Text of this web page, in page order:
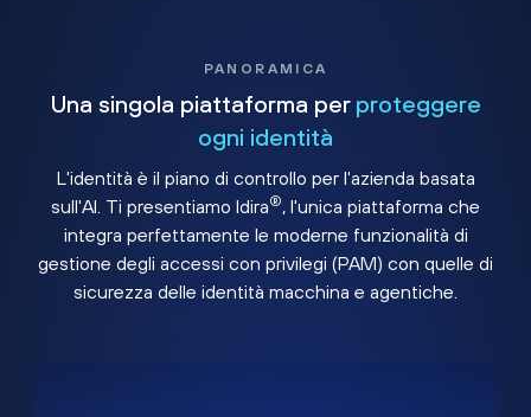
PANORAMICA
Una singola piattaforma per proteggere
ogni identità
L'identità è il piano di controllo per l'azienda basata
sull'AI. Ti presentiamo Idira®, l'unica piattaforma che
integra perfettamente le moderne funzionalità di
gestione degli accessi con privilegi (PAM) con quelle di
sicurezza delle identità macchina e agentiche.